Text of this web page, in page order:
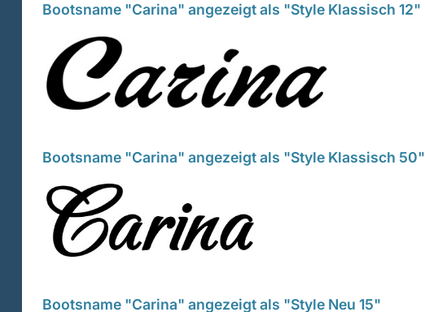
Bootsname "Carina" angezeigt als "Style Klassisch 12"
Bootsname "Carina" angezeigt als "Style Klassisch 50"
Bootsname "Carina" angezeigt als "Style Neu 15"